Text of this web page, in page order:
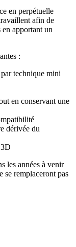
en perpétuelle
afin de
en apportant un
:
technique mini
en conservant une
dérivée du
les années à venir
se remplaceront pas